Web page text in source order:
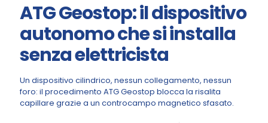
ATG Geostop: il dispositivo
autonomo che si installa
senza elettricista
Un dispositivo cilindrico, nessun collegamento, nessun
foro: il procedimento ATG Geostop blocca la risalita
capillare grazie a un controcampo magnetico sfasato.